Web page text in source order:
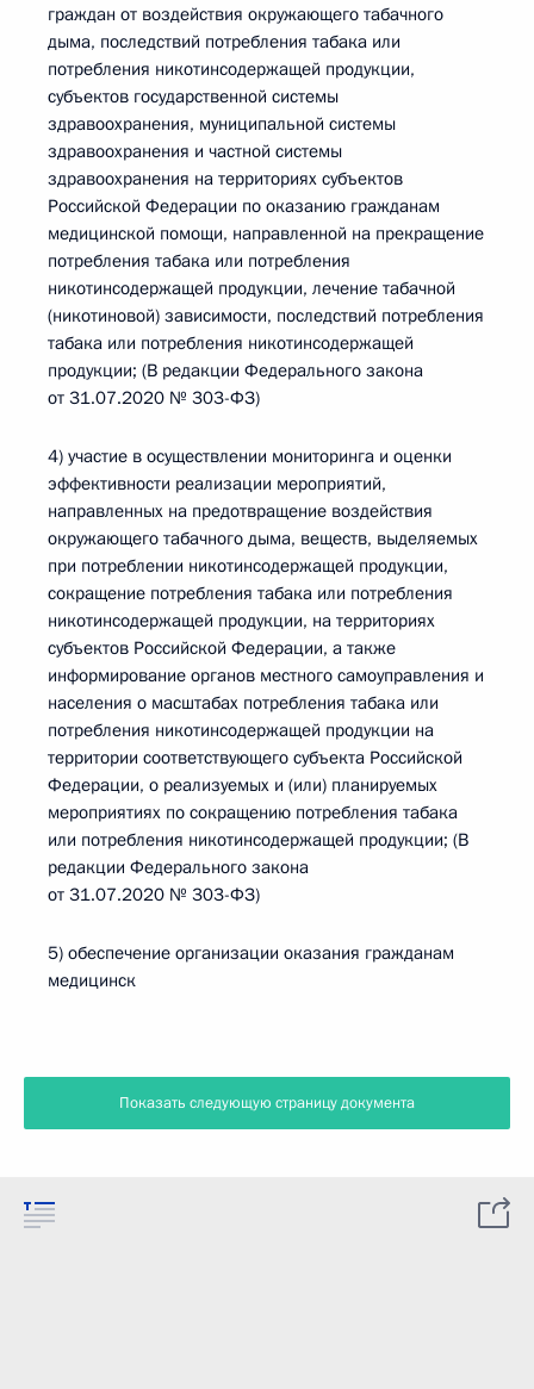
граждан от воздействия окружающего табачного
дыма, последствий потребления табака или
потребления никотинсодержащей продукции,
субъектов государственной системы
здравоохранения, муниципальной системы
здравоохранения и частной системы
здравоохранения на территориях субъектов
Российской Федерации по оказанию гражданам
медицинской помощи, направленной на прекращение
потребления табака или потребления
никотинсодержащей продукции, лечение табачной
(никотиновой) зависимости, последствий потребления
табака или потребления никотинсодержащей
продукции; (В редакции Федерального закона
от 31.07.2020 № 303-ФЗ)
4) участие в осуществлении мониторинга и оценки
эффективности реализации мероприятий,
направленных на предотвращение воздействия
окружающего табачного дыма, веществ, выделяемых
при потреблении никотинсодержащей продукции,
сокращение потребления табака или потребления
никотинсодержащей продукции, на территориях
субъектов Российской Федерации, а также
информирование органов местного самоуправления и
населения о масштабах потребления табака или
потребления никотинсодержащей продукции на
территории соответствующего субъекта Российской
Федерации, о реализуемых и (или) планируемых
мероприятиях по сокращению потребления табака
или потребления никотинсодержащей продукции; (В
редакции Федерального закона
от 31.07.2020 № 303-ФЗ)
5) обеспечение организации оказания гражданам
медицинск
Показать следующую страницу документа